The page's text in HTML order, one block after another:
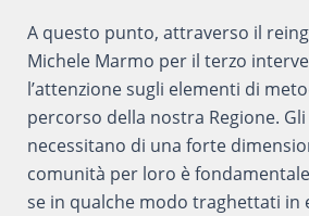
A questo punto, attraverso il
Michele Marmo per il terzo
l’attenzione sugli elementi di
percorso della nostra Regione.
necessitano di una forte
comunità per loro è
se in qualche modo traghettati in